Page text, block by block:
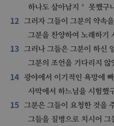
하나도 살아남지 * 못했구
12 그러자 그들이 그분의 약속
그분을 찬양하여 노래하기
13 그러나 그들은 그분이 하신
그분의 조언을 기다리지 않
14 광야에서 이기적인 욕망에 빠
사막에서 하느님을 시험했
15 그분은 그들이 요청한 것을
그들을 질병으로 치시어 그